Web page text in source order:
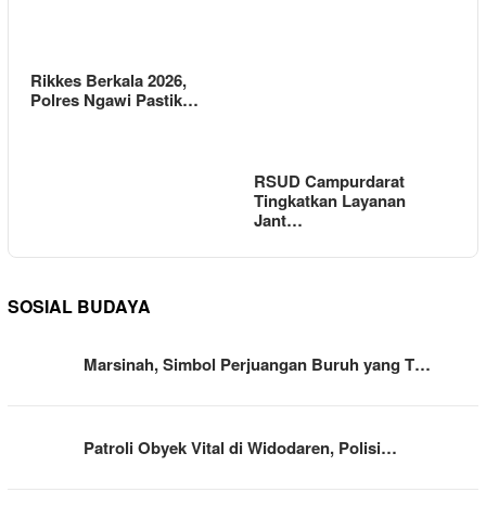
Rikkes Berkala 2026,
Polres Ngawi Pastik…
RSUD Campurdarat
Tingkatkan Layanan
Jant…
SOSIAL BUDAYA
Marsinah, Simbol Perjuangan Buruh yang T…
Patroli Obyek Vital di Widodaren, Polisi…